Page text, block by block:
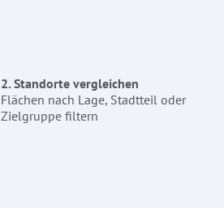
2. Standorte vergleichen
Flächen nach Lage, Stadtteil oder
Zielgruppe filtern